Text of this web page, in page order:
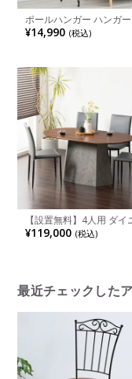
ポールハンガー ハンガー
ンド ヨーロッパ風家具 ロ
トアイアンシリーズ
¥14,990 (税込)
【設置無料】4人用 ダイ
グテーブルセット 楕円形
ALT 木目 テーブル スタッ
¥119,000 (税込)
最近チェックした